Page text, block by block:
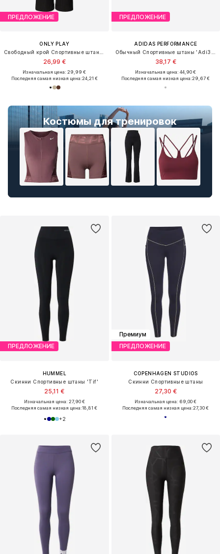
ПРЕДЛОЖЕНИЕ
ONLY PLAY
26,99 €
Изначальная цена: 29,99 €
Последняя самая низкая цена:24,21 €
ПРЕДЛОЖЕНИЕ
ADIDAS PERFORMANCE
38,17 €
Изначальная цена: 44,90 €
Последняя самая низкая цена:29,67 €
Костюмы для тренировок
ПРЕДЛОЖЕНИЕ
HUMMEL
Скинни Спортивные штаны 'Tif'
25,11 €
Изначальная цена: 27,90 €
Последняя самая низкая цена:18,81 €
+2
Премиум
ПРЕДЛОЖЕНИЕ
COPENHAGEN STUDIOS
Скинни Спортивные штаны
27,30 €
Изначальная цена: 69,00 €
Последняя самая низкая цена:27,30 €